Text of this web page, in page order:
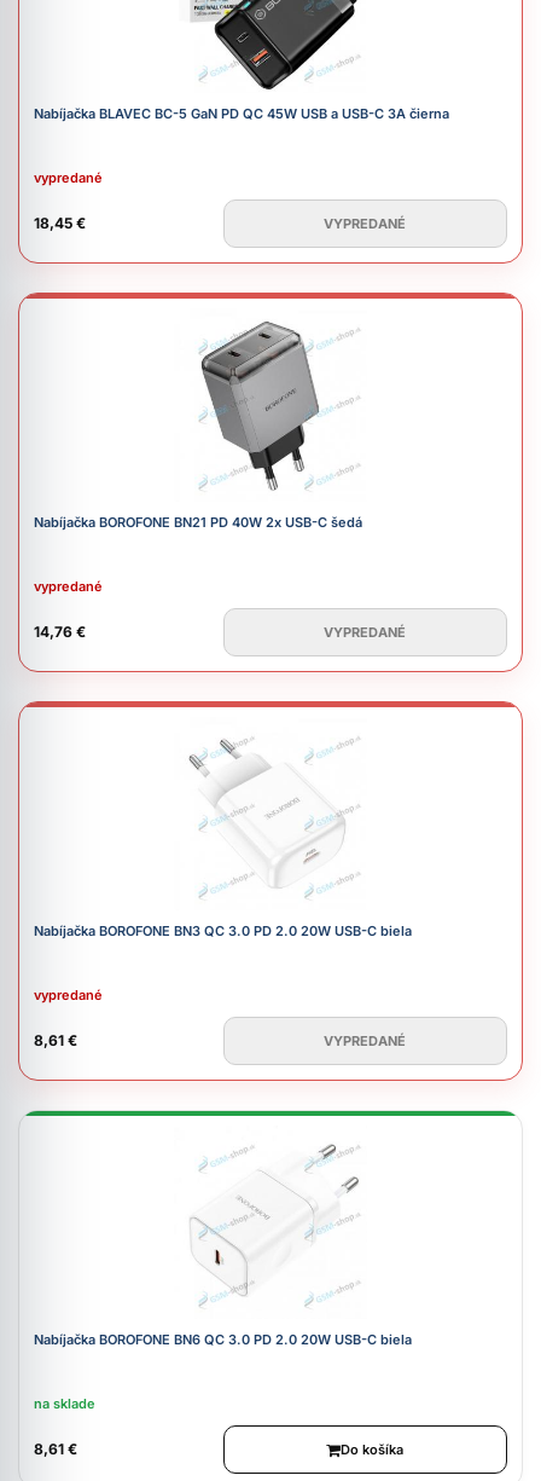
Nabíjačka BLAVEC BC-5 GaN PD QC 45W USB a USB-C 3A čierna
vypredané
18,45 € VYPREDANÉ
Nabíjačka BOROFONE BN21 PD 40W 2x USB-C šedá
vypredané
14,76 € VYPREDANÉ
Nabíjačka BOROFONE BN3 QC 3.0 PD 2.0 20W USB-C biela
vypredané
8,61 € VYPREDANÉ
Nabíjačka BOROFONE BN6 QC 3.0 PD 2.0 20W USB-C biela
na sklade
8,61 € Do košíka